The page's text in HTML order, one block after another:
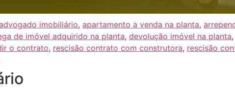
imobiliário, apartamento a venda na planta,
de imóvel adquirido na planta, devolução imóvel na planta,
o contrato, rescisão contrato com construtora, rescisão